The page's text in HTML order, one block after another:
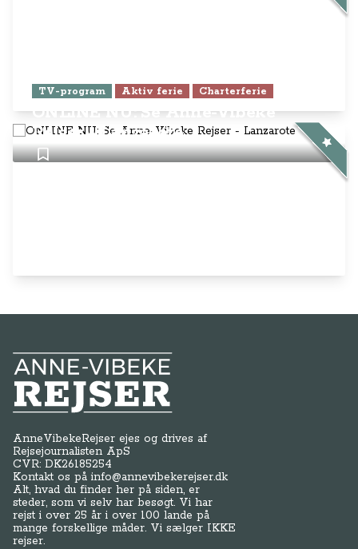
TV-program Aktiv ferie Charterferie
ONLINE NU: Se Anne-Vibeke
Rejser - Lanzarote
Anne-Vibeke Rejser
AnneVibekeRejser ejes og drives af
Rejsejournalisten ApS
CVR: DK26185254
Kontakt os påinfo@annevibekerejser.dk
Alt, hvad du finder her på siden, er
steder, som vi selv har besøgt. Vi har
rejst i over 25 år i over 100 lande på
mange forskellige måder. Vi sælger IKKE
rejser.